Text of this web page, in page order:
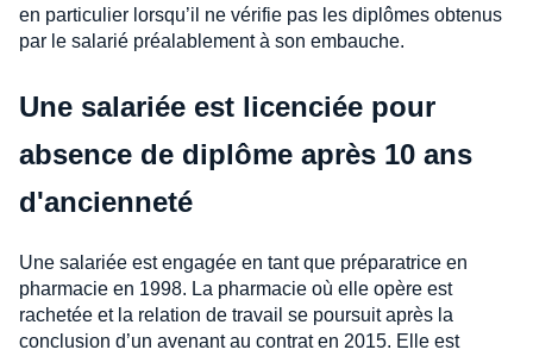
en particulier lorsqu’il ne vérifie pas les diplômes obtenus
par le salarié préalablement à son embauche.
Une salariée est licenciée pour
absence de diplôme après 10 ans
d'ancienneté
Une salariée est engagée en tant que préparatrice en
pharmacie en 1998. La pharmacie où elle opère est
rachetée et la relation de travail se poursuit après la
conclusion d’un avenant au contrat en 2015. Elle est